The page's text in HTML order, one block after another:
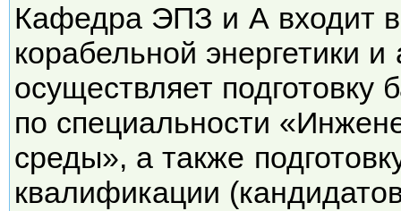
Кафедра ЭПЗ и А входит в
корабельной энергетики
осуществляет подготовку
по специальности
среды», а также
квалификации